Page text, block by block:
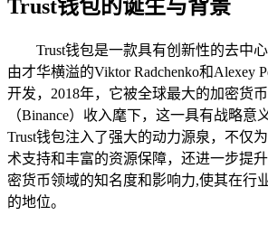
Trust钱包的诞生与背景
Trust钱包是一款具有创新性的去中
由才华横溢的Viktor Radchenko和Alexey
开发，2018年，它被全球最大的加密货
（Binance）收入麾下，这一具有战略意
Trust钱包注入了强大的动力源泉，不仅
术支持和丰富的资源保障，还进一步提
密货币领域的知名度和影响力,使其在行
的地位。